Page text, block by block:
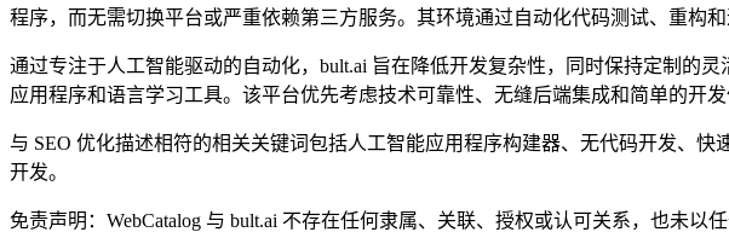
程序，而无需切换平台或严重依赖第三方服务。其环境通过自动化代码测试、重构
通过专注于人工智能驱动的自动化，bult.ai 旨在降低开发复杂性，同时保持定制的
应用程序和语言学习工具。该平台优先考虑技术可靠性、无缝后端集成和简单的开
与 SEO 优化描述相符的相关关键词包括人工智能应用程序构建器、无代码开发、
开发。
免责声明：WebCatalog 与 bult.ai 不存在任何隶属、关联、授权或认可关系，也未